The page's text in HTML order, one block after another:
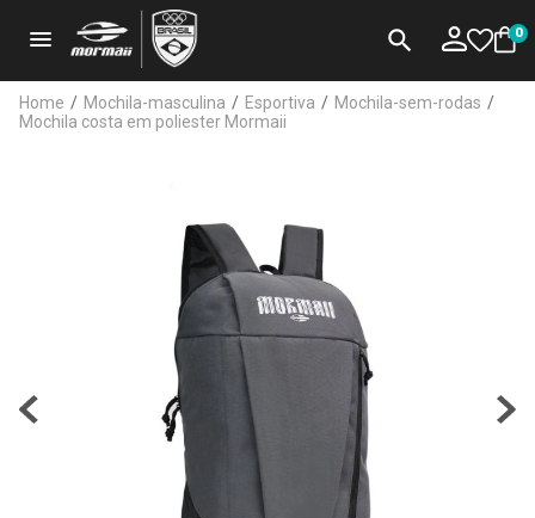
menu search 0
Home / Mochila-masculina / Esportiva / Mochila-sem-rodas /
Mochila costa em poliester Mormaii